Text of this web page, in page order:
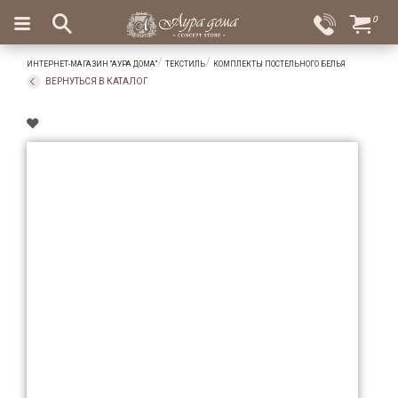
Вход
Избранное
×
Салоны
Доставка
Оплата
Подарки
0
ИНТЕРНЕТ-МАГАЗИН "АУРА ДОМА" ТЕКСТИЛЬ КОМПЛЕКТЫ ПОСТЕЛЬНОГО БЕЛЬЯ
ВЕРНУТЬСЯ В КАТАЛОГ